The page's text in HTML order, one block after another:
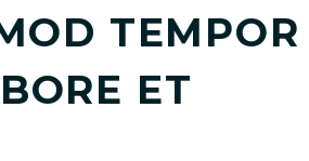
TEMPOR
ET